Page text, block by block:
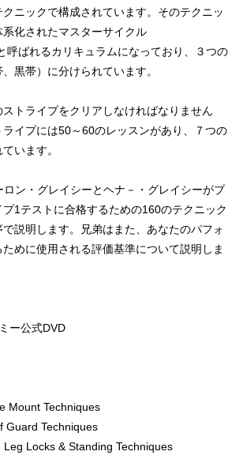
ニックで構成されています。そのテクニッ
化されたマスターサイクル
呼ばれるカリキュラムになっており、３つの
黒帯）に分けられています。
トライプをクリアしなければなりません
イプには50～60のレッスンがあり、７つの
います。
ロン・グレイシーとヘナ－・グレイシーがブ
1テストに合格するための160のテクニック
説明します。兄弟はまた、あなたのパフォ
めに使用される評価基準について説明しま
ー公式DVD
Mount Techniques
Guard Techniques
Locks & Standing Techniques